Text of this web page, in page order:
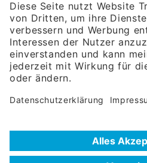
Rosenheimer Str. 143C
81671 München
Tel:+49 180 5949260
(Festnetz 14 ct/min, Mobil max. 42
Hotline
Datenschutzerklärung
Nutzungsbedingungen
Häufig gestellte Fragen (FAQ)